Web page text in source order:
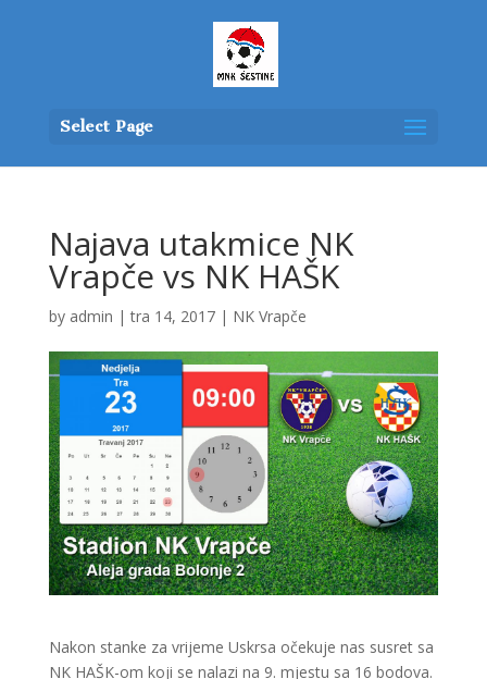
Select Page
Najava utakmice NK
Vrapče vs NK HAŠK
by admin |tra 14, 2017| NK Vrapče
Nakon stanke za vrijeme Uskrsa očekuje nas susret sa
NK HAŠK-om koji se nalazi na 9. mjestu sa 16 bodova.